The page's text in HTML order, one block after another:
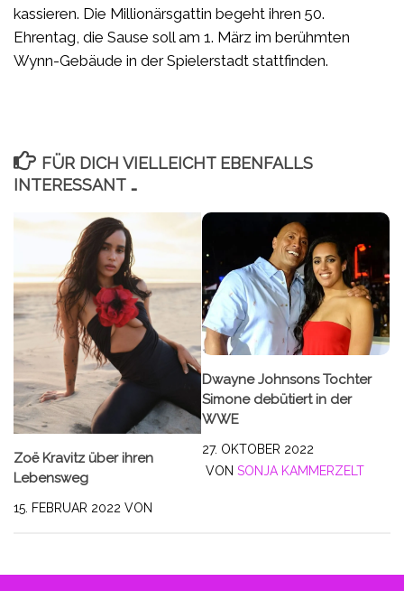
kassieren. Die Millionärsgattin begeht ihren 50.
Ehrentag, die Sause soll am 1. März im berühmten
Wynn-Gebäude in der Spielerstadt stattfinden.
FÜR DICH VIELLEICHT EBENFALLS
INTERESSANT …
Zoë Kravitz über ihren
Lebensweg
15. FEBRUAR 2022 VON
Dwayne Johnsons Tochter
Simone debütiert in der
WWE
27. OKTOBER 2022
VON SONJA KAMMERZELT